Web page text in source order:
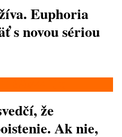
Euphoria
s novou sériou
že
Ak nie,